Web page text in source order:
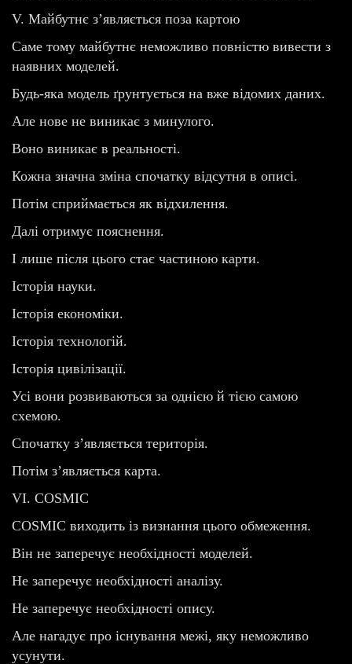
V. Майбутнє з’являється поза картою
Саме тому майбутнє неможливо повністю вивести з
наявних моделей.
Будь-яка модель ґрунтується на вже відомих даних.
Але нове не виникає з минулого.
Воно виникає в реальності.
Кожна значна зміна спочатку відсутня в описі.
Потім сприймається як відхилення.
Далі отримує пояснення.
І лише після цього стає частиною карти.
Історія науки.
Історія економіки.
Історія технологій.
Історія цивілізації.
Усі вони розвиваються за однією й тією самою
схемою.
Спочатку з’являється територія.
Потім з’являється карта.
VI. COSMIC
COSMIC виходить із визнання цього обмеження.
Він не заперечує необхідності моделей.
Не заперечує необхідності аналізу.
Не заперечує необхідності опису.
Але нагадує про існування межі, яку неможливо
усунути.